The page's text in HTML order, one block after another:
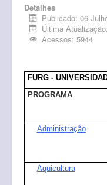
Editais
Comitês
Contato
Detalhes
Publicado: 06
Última
Acessos: 5944
FURG -
PROGRAMA
Administração
Aquicultura